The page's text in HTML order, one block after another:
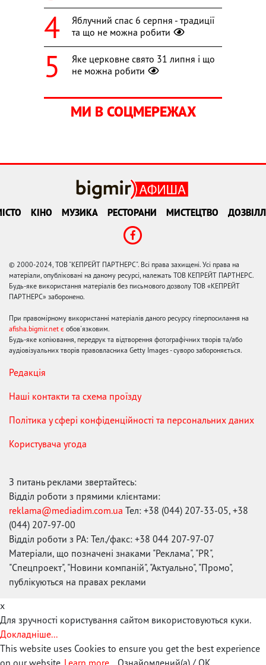
Яблучний спас 6 серпня - традиції
та що не можна робити
Яке церковне свято 31 липня і що
не можна робити
МИ В СОЦМЕРЕЖАХ
КІНО МУЗИКА РЕСТОРАНИ МИСТЕЦТВО
© 2000-2024, ТОВ "КЕПРЕЙТ ПАРТНЕРС". Всі права захищені. Усі права на
матеріали, опубліковані на даному ресурсі, належать ТОВ КЕПРЕЙТ ПАРТНЕРС.
Будь-яке використання матеріалів без письмового дозволу ТОВ «КЕПРЕЙТ
ПАРТНЕРС» заборонено.
При правомірному використанні матеріалів даного ресурсу гіперпосилання на
afisha.bigmir.net є обов'язковим.
Будь-яке копіювання, передрук та відтворення фотографічних творів та/або
аудіовізуальних творів правовласника Getty Images - суворо забороняється.
Редакція
Наші контакти та схема проїзду
Політика у сфері конфіденційності та персональних даних
Користувача угода
З питань реклами звертайтесь:
Відділ роботи з прямими клієнтами:
reklama@mediadim.com.ua Тел: +38 (044) 207-33-05, +38
(044) 207-97-00
Відділ роботи з РА: Тел./факс: +38 044 207-97-07
Матеріали, що позначені знаками "Реклама", "PR",
"Спецпроект", "Новини компаній", "Актуально", "Промо",
публікуються на правах реклами
x
Для зручності користування сайтом використовуються куки.
Докладніше...
This website uses Cookies to ensure you get the best experience